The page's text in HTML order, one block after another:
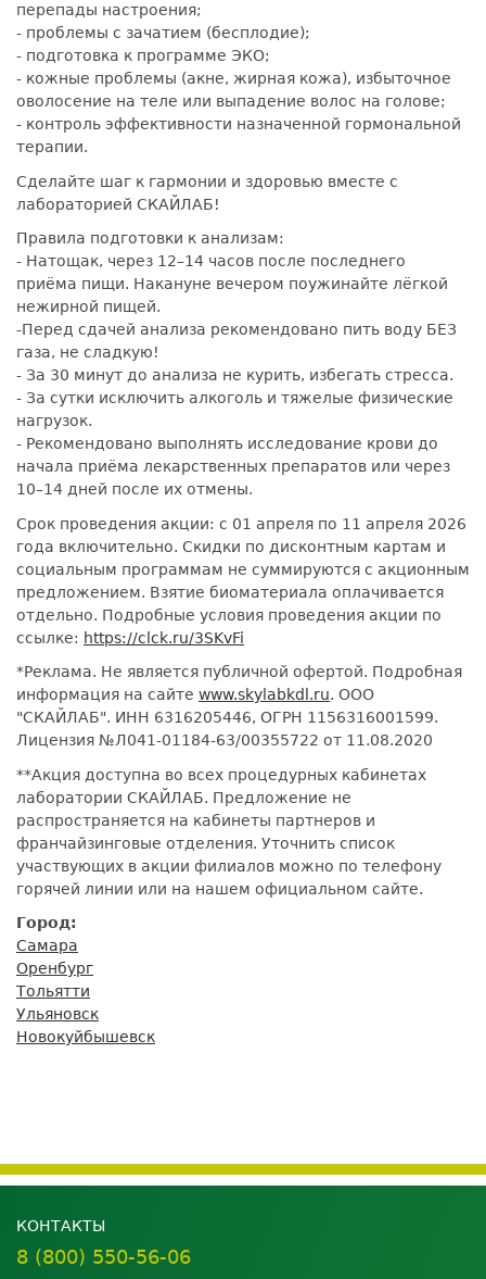
перепады настроения;
- проблемы с зачатием (бесплодие);
- подготовка к программе ЭКО;
- кожные проблемы (акне, жирная кожа), избыточное
оволосение на теле или выпадение волос на голове;
- контроль эффективности назначенной гормональной
терапии.
Сделайте шаг к гармонии и здоровью вместе с
лабораторией СКАЙЛАБ!
Правила подготовки к анализам:
- Натощак, через 12–14 часов после последнего
приёма пищи. Накануне вечером поужинайте лёгкой
нежирной пищей.
-Перед сдачей анализа рекомендовано пить воду БЕЗ
газа, не сладкую!
- За 30 минут до анализа не курить, избегать стресса.
- За сутки исключить алкоголь и тяжелые физические
нагрузок.
- Рекомендовано выполнять исследование крови до
начала приёма лекарственных препаратов или через
10–14 дней после их отмены.
Срок проведения акции: с 01 апреля по 11 апреля 2026
года включительно. Скидки по дисконтным картам и
социальным программам не суммируются с акционным
предложением. Взятие биоматериала оплачивается
отдельно. Подробные условия проведения акции по
ссылке: https://clck.ru/3SKvFi
*Реклама. Не является публичной офертой. Подробная
информация на сайте www.skylabkdl.ru. ООО
"СКАЙЛАБ". ИНН 6316205446, ОГРН 1156316001599.
Лицензия №Л041-01184-63/00355722 от 11.08.2020
**Акция доступна во всех процедурных кабинетах
лаборатории СКАЙЛАБ. Предложение не
распространяется на кабинеты партнеров и
франчайзинговые отделения. Уточнить список
участвующих в акции филиалов можно по телефону
горячей линии или на нашем официальном сайте.
Город:
Самара
Оренбург
Тольятти
Ульяновск
Новокуйбышевск
КОНТАКТЫ
8 (800) 550-56-06